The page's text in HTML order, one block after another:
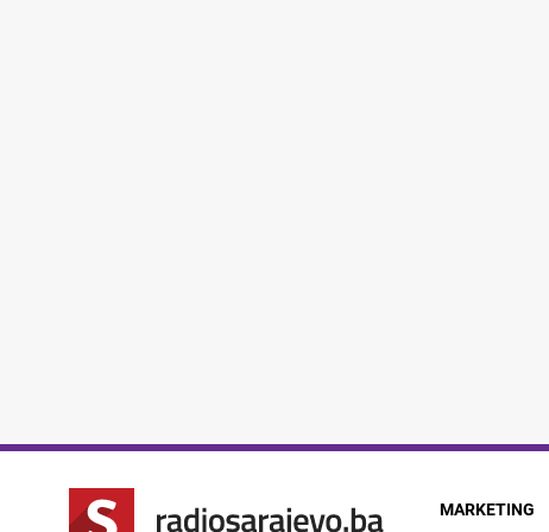
MARKETING